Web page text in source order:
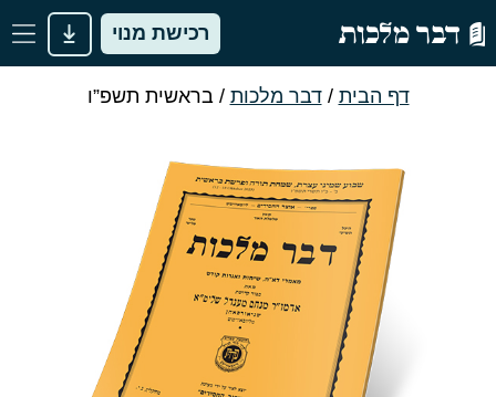
רכישת מנוי
דף הבית /דבר מלכות /בראשית תשפ”ו